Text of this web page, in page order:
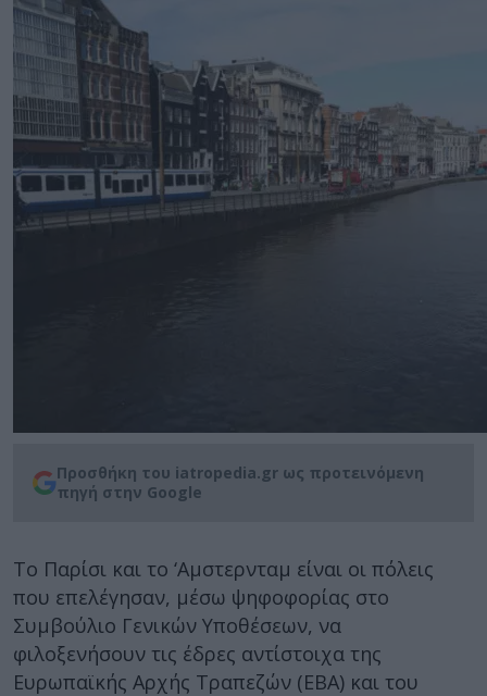
Προσθήκη του iatropedia.gr ως προτεινόμενη
πηγή στην Google
Το Παρίσι και το ‘Αμστερνταμ είναι οι πόλεις
που επελέγησαν, μέσω ψηφοφορίας στο
Συμβούλιο Γενικών Υποθέσεων, να
φιλοξενήσουν τις έδρες αντίστοιχα της
Ευρωπαϊκής Αρχής Τραπεζών (EBA) και του